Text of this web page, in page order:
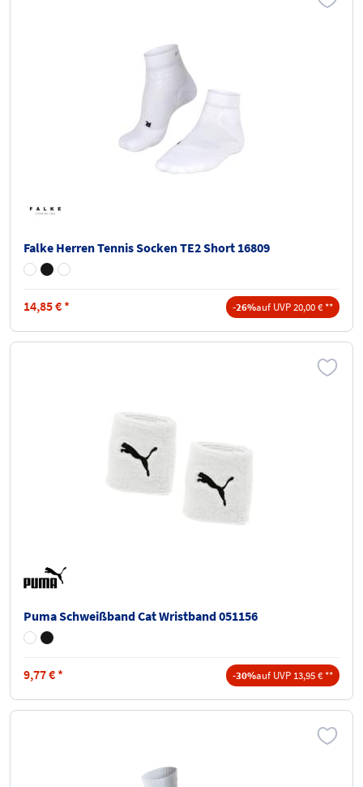
Falke Herren Tennis Socken TE2 Short 16809
14,85€ * -26%auf UVP 20,00 € **
Puma Schweißband Cat Wristband 051156
9,77€ * -30%auf UVP 13,95 € **